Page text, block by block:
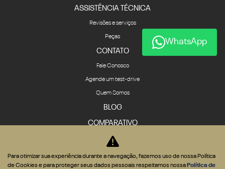
ASSISTÊNCIA TÉCNICA
Revisões e serviços
Peças
CONTATO
Fale Conosco
Agende um test-drive
Quem Somos
BLOG
COMPARATIVO
WhatsApp
Para otimizar sua experiência durante a navegação, fazemos uso de nossa Política
de Cookies e para proteger seus dados pessoais respeitamos nossa Política de